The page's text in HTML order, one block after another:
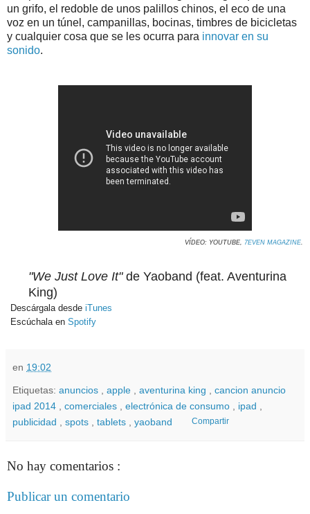
un grifo, el redoble de unos palillos chinos, el eco de una
voz en un túnel, campanillas, bocinas, timbres de bicicletas
y cualquier cosa que se les ocurra para innovar en su
sonido.
VÍDEO: YOUTUBE, 7EVEN MAGAZINE
"We Just Love It"de Yaoband (feat. Aventurina
King)
Descárgala desde iTunes
Escúchala en Spotify
en 19:02
Etiquetas: anuncios apple aventurina king
cancion anuncio
ipad 2014
comerciales electrónica de consumo ipad
publicidad
spots tablets yaoband Compartir
No hay comentarios :
Publicar un comentario